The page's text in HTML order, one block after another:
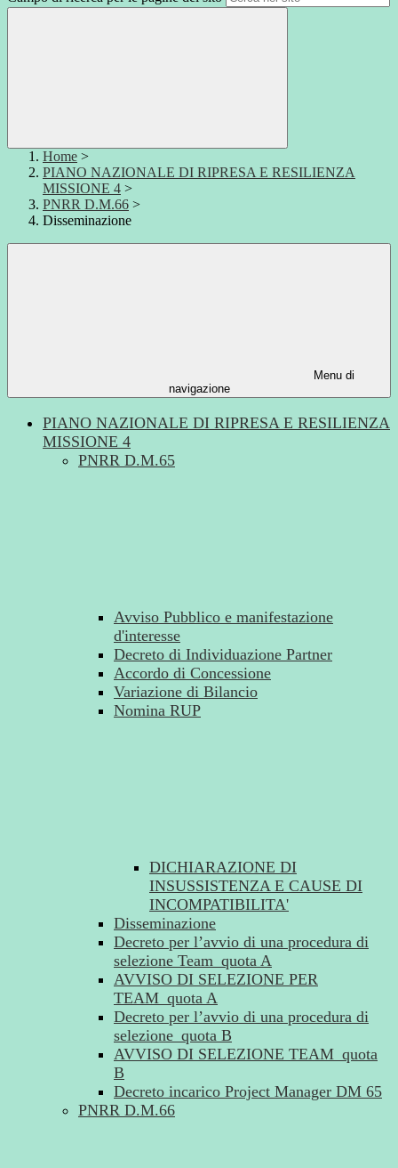
Home >
PIANO NAZIONALE DI RIPRESA E RESILIENZA
MISSIONE 4 >
PNRR D.M.66 >
Disseminazione
Menu di
navigazione
PIANO NAZIONALE DI RIPRESA E RESILIENZA
MISSIONE 4
PNRR D.M.65
Avviso Pubblico e manifestazione
d'interesse
Decreto di Individuazione Partner
Accordo di Concessione
Variazione di Bilancio
Nomina RUP
DICHIARAZIONE DI
INSUSSISTENZA E CAUSE DI
INCOMPATIBILITA'
Disseminazione
Decreto per l’avvio di una procedura di
selezione Team_quota A
AVVISO DI SELEZIONE PER
TEAM_quota A
Decreto per l’avvio di una procedura di
selezione_quota B
AVVISO DI SELEZIONE TEAM_quota
B
Decreto incarico Project Manager DM 65
PNRR D.M.66